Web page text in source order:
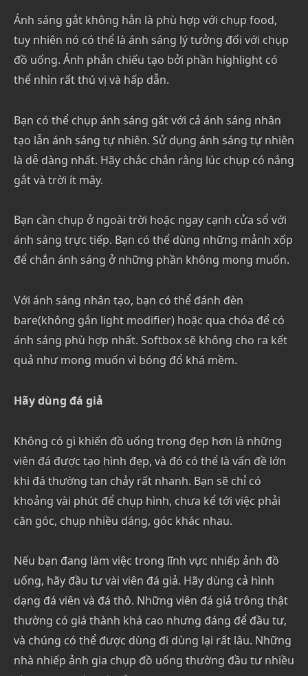
Ánh sáng gắt không hẳn là phù hợp với chụp food,
tuy nhiên nó có thể là ánh sáng lý tưởng đối với chụp
đồ uống. Ảnh phản chiếu tạo bởi phần highlight có
thể nhìn rất thú vị và hấp dẫn.
Bạn có thể chụp ánh sáng gắt với cả ánh sáng nhân
tạo lẫn ánh sáng tự nhiên. Sử dụng ánh sáng tự nhiên
là dễ dàng nhất. Hãy chắc chắn rằng lúc chụp có nắng
gắt và trời ít mây.
Bạn cần chụp ở ngoài trời hoặc ngay cạnh cửa sổ với
ánh sáng trực tiếp. Bạn có thể dùng những mảnh xốp
để chắn ánh sáng ở những phần không mong muốn.
Với ánh sáng nhân tạo, bạn có thể đánh đèn
bare(không gắn light modifier) hoặc qua chóa để có
ánh sáng phù hợp nhất. Softbox sẽ không cho ra kết
quả như mong muốn vì bóng đổ khá mềm.
Hãy dùng đá giả
Không có gì khiến đồ uống trong đẹp hơn là những
viên đá được tạo hình đẹp, và đó có thể là vấn đề lớn
khi đá thường tan chảy rất nhanh. Bạn sẽ chỉ có
khoảng vài phút để chụp hình, chưa kể tới việc phải
căn góc, chụp nhiều dáng, góc khác nhau.
Nếu bạn đang làm việc trong lĩnh vực nhiếp ảnh đồ
uống, hãy đầu tư vài viên đá giả. Hãy dùng cả hình
dạng đá viên và đá thô. Những viên đá giả trông thật
thường có giá thành khá cao nhưng đáng để đầu tư,
và chúng có thể được dùng đi dùng lại rất lâu. Những
nhà nhiếp ảnh gia chụp đồ uống thường đầu tư nhiều